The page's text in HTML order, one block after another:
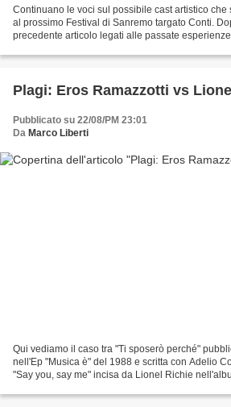
Continuano le voci sul possibile cast artistico
al prossimo Festival di Sanremo targato Conti.
precedente articolo legati alle passate
Plagi: Eros Ramazzotti vs
Pubblicato su 22/08/PM 23:01
Da Marco Liberti
Qui vediamo il caso tra "Ti sposerò perché"
nell'Ep "Musica è" del 1988 e scritta con Adelio
"Say you, say me" incisa da Lionel Richie